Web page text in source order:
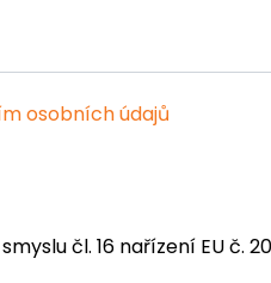
osobních údajů
čl. 16 nařízení EU č.